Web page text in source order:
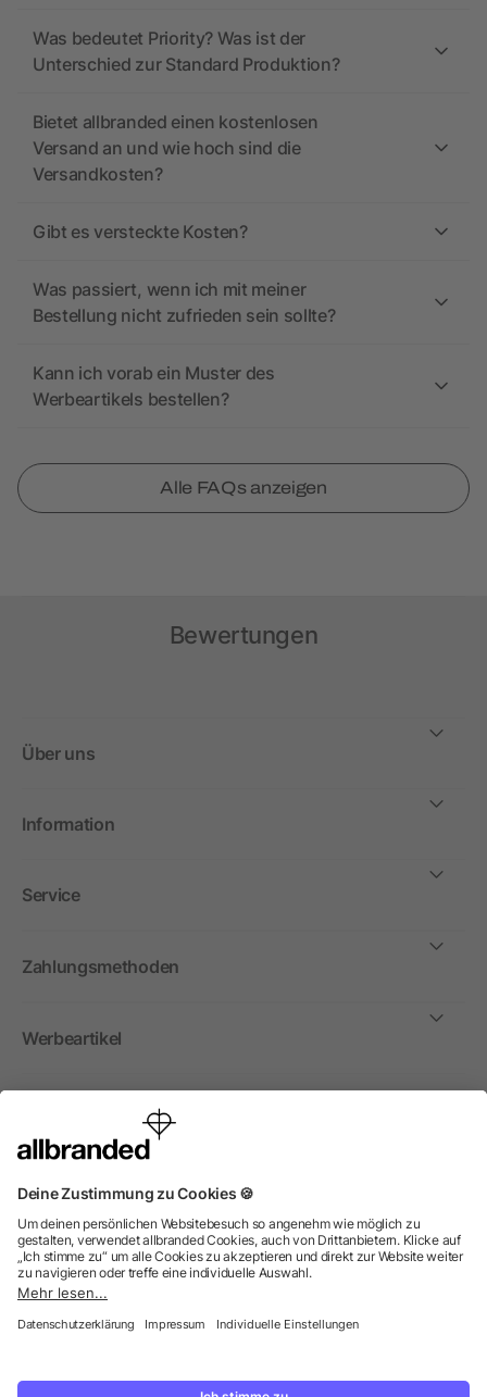
Was bedeutet Priority? Was ist der
Unterschied zur Standard Produktion?
Bietet allbranded einen kostenlosen
Versand an und wie hoch sind die
Versandkosten?
Gibt es versteckte Kosten?
Was passiert, wenn ich mit meiner
Bestellung nicht zufrieden sein sollte?
Kann ich vorab ein Muster des
Werbeartikels bestellen?
Alle FAQs anzeigen
Bewertungen
Über uns
Information
Service
Zahlungsmethoden
Werbeartikel
International
Wir verkaufen Werbeartikel, Werbemittel und
Vereine. Alle Preise zzgl. MwSt.